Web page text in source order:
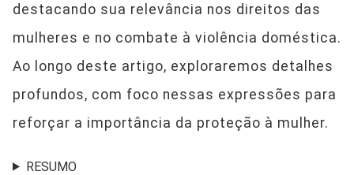
destacando sua relevância nos direitos das
mulheres e no combate à violência doméstica.
Ao longo deste artigo, exploraremos detalhes
profundos, com foco nessas expressões para
reforçar a importância da proteção à mulher.
RESUMO